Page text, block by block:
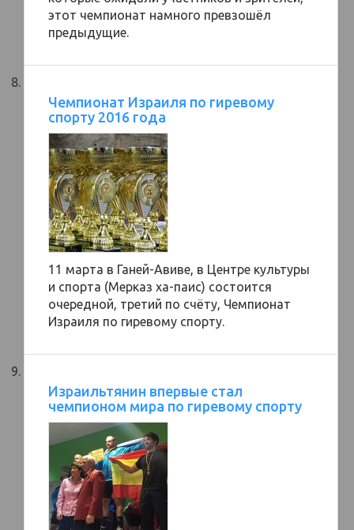
этот чемпионат намного превзошёл
предыдущие.
Чемпионат Израиля по гиревому
спорту 2016 года
11 марта в Ганей-Авиве, в Центре культуры
и спорта (Мерказ ха-паис) состоится
очередной, третий по счёту, Чемпионат
Израиля по гиревому спорту.
Израильтянин впервые стал
чемпионом мира по гиревому спорту